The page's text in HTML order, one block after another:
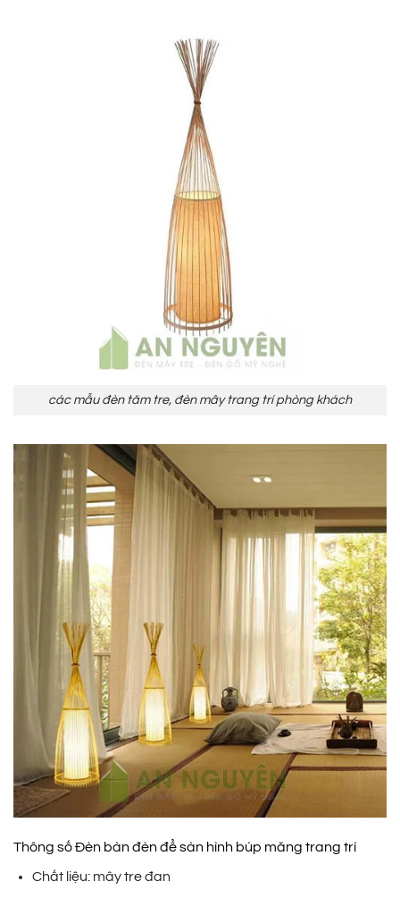
các mẫu đèn tăm tre, đèn mây trang trí phòng khách
Thông số Đèn bàn đèn để sàn hình búp măng trang trí
Chất liệu: mây tre đan